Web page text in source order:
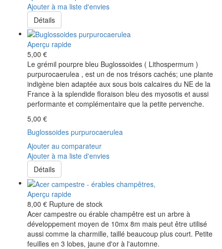
Ajouter à ma liste d'envies
Détails
Aperçu rapide
5,00 €
Le grémil pourpre bleu Buglossoides ( Lithospermum )
purpurocaerulea , est un de nos trésors cachés; une plante
indigène bien adaptée aux sous bois calcaires du NE de la
France à la splendide floraison bleu des myosotis et aussi
performante et complémentaire que la petite pervenche.
5,00 €
Buglossoides purpurocaerulea
Ajouter au comparateur
Ajouter à ma liste d'envies
Détails
Aperçu rapide
8,00 € Rupture de stock
Acer campestre ou érable champêtre est un arbre à
développement moyen de 10mx 8m mais peut être utilisé
aussi comme la charmille, taillé beaucoup plus court. Petite
feuilles en 3 lobes, jaune d'or à l'automne.